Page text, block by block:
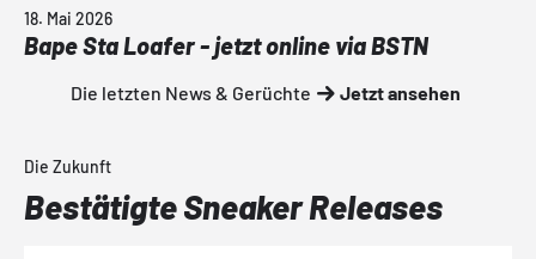
18. Mai 2026
Bape Sta Loafer - jetzt online via BSTN
Die letzten News & Gerüchte Jetzt ansehen
Die Zukunft
Bestätigte Sneaker Releases